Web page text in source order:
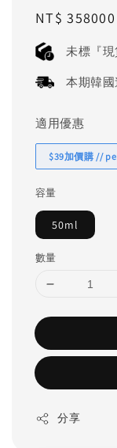
Regular
price
NT$ 358000
未標『
本期韓國
適用優惠
$39加價購 //
容量
50ml
數量
分享